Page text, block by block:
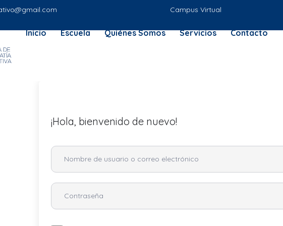
Campus Virtual
Inicio Escuela Quiénes Somos Servicios Contacto
¡Hola, bienvenido de nuevo!